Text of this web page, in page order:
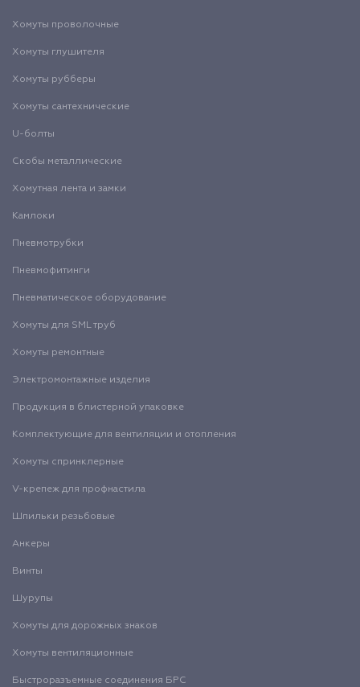
Хомуты проволочные
Хомуты глушителя
Хомуты рубберы
Хомуты сантехнические
U-болты
Скобы металлические
Хомутная лента и замки
Камлоки
Пневмотрубки
Пневмофитинги
Пневматическое оборудование
Хомуты для SML труб
Хомуты ремонтные
Электромонтажные изделия
Продукция в блистерной упаковке
Комплектующие для вентиляции и отопления
Хомуты спринклерные
V-крепеж для профнастила
Шпильки резьбовые
Анкеры
Винты
Шурупы
Хомуты для дорожных знаков
Хомуты вентиляционные
Быстроразъемные соединения БРС